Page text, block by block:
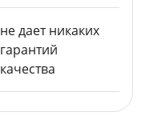
не дает никаких
гарантий
качества